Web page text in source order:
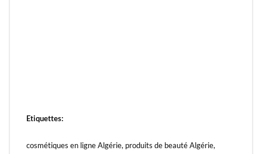
Etiquettes:
cosmétiques en ligne Algérie, produits de beauté Algérie,